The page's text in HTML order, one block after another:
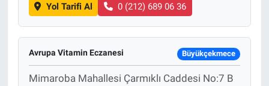
Yol Tarifi Al 0 (212) 689 06 36
Avrupa Vitamin Eczanesi Büyükçekmece
Mimaroba Mahallesi Çarmıklı Caddesi No:7 B